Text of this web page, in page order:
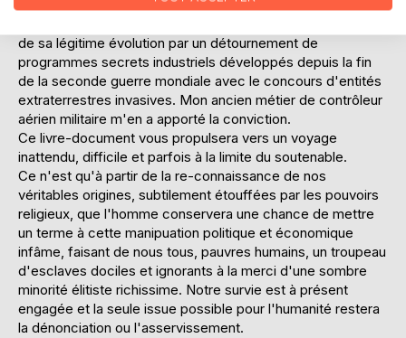
progrès, humanisme...Le complot est réel et bien pire que
de sa légitime évolution par un détournement de
programmes secrets industriels développés depuis la fin
de la seconde guerre mondiale avec le concours d'entités
extraterrestres invasives. Mon ancien métier de contrôleur
aérien militaire m'en a apporté la conviction.
Ce livre-document vous propulsera vers un voyage
inattendu, difficile et parfois à la limite du soutenable.
Ce n'est qu'à partir de la re-connaissance de nos
véritables origines, subtilement étouffées par les pouvoirs
religieux, que l'homme conservera une chance de mettre
un terme à cette manipuation politique et économique
infâme, faisant de nous tous, pauvres humains, un troupeau
d'esclaves dociles et ignorants à la merci d'une sombre
minorité élitiste richissime. Notre survie est à présent
engagée et la seule issue possible pour l'humanité restera
la dénonciation ou l'asservissement.